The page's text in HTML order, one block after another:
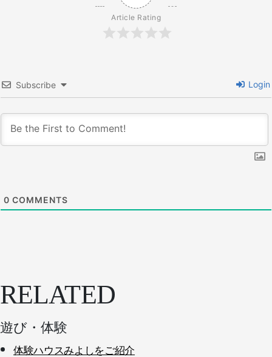
Article Rating
Subscribe Login
0 COMMENTS
RELATED
遊び・体験
体験ハウスみよしをご紹介